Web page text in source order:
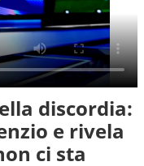
discordia:
e rivela
ci sta